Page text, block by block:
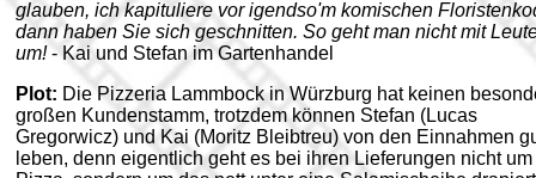
glauben, ich kapituliere vor igendso'm komischen
dann haben Sie sich geschnitten. So geht man nicht mit
um!- Kai und Stefan im Gartenhandel
Plot: Die Pizzeria Lammbock in Würzburg hat keinen
großen Kundenstamm, trotzdem können Stefan (Lucas
Gregorwicz) und Kai (Moritz Bleibtreu) von den Einnahmen
leben, denn eigentlich geht es bei ihren Lieferungen nicht um